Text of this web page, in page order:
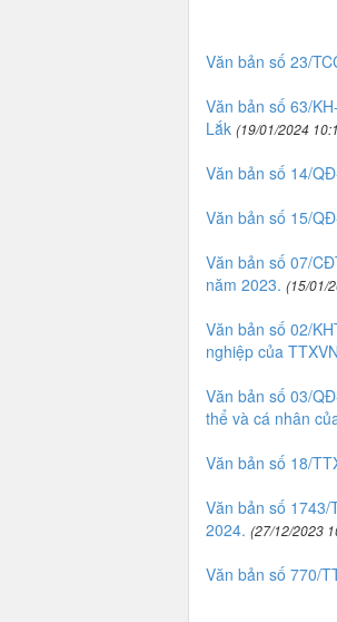
Văn bản số 23/
Văn bản số 63/
Lắk (19/01/2024
Văn bản số 14/
Văn bản số 15/
Văn bản số 07/
năm 2023. (15/01/
Văn bản số 02/
nghiệp của
Văn bản số 03/
thể và cá nhân
Văn bản số 18/
Văn bản số
2024. (27/12/2023
Văn bản số 770/